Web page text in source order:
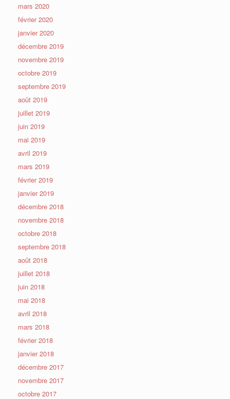
mars 2020
février 2020
janvier 2020
décembre 2019
novembre 2019
octobre 2019
septembre 2019
août 2019
juillet 2019
juin 2019
mai 2019
avril 2019
mars 2019
février 2019
janvier 2019
décembre 2018
novembre 2018
octobre 2018
septembre 2018
août 2018
juillet 2018
juin 2018
mai 2018
avril 2018
mars 2018
février 2018
janvier 2018
décembre 2017
novembre 2017
octobre 2017